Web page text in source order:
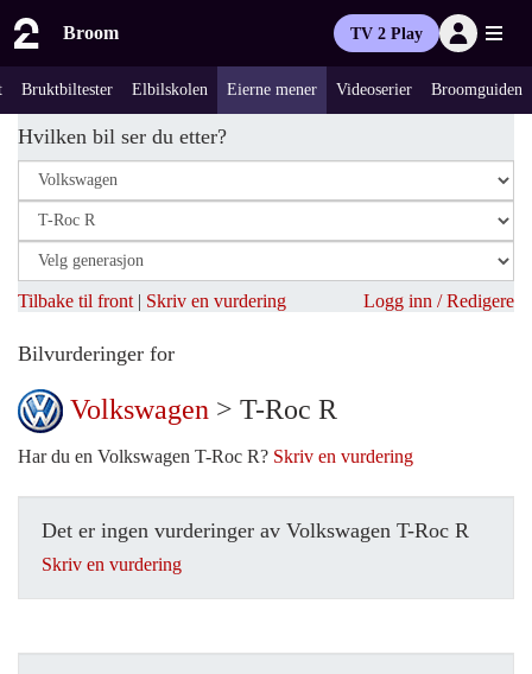
Broom TV 2 Play
Bruktbiltester Elbilskolen Eierne mener Videoserier Broomguiden
Hvilken bil ser du etter?
Tilbake til front | Skriv en vurdering Logg inn / Redigere
Bilvurderinger for
Volkswagen > T-Roc R
Har du en Volkswagen T-Roc R? Skriv en vurdering
Det er ingen vurderinger av Volkswagen T-Roc R
Skriv en vurdering